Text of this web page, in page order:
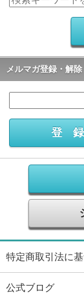
メルマガ登録・解除
特定商取引法に
公式ブログ